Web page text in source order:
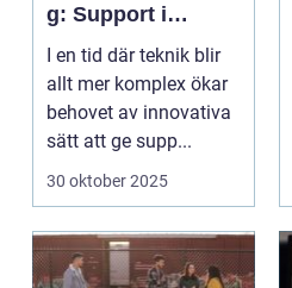
g: Support i
virtuella miljöer
I en tid där teknik blir
allt mer komplex ökar
behovet av innovativa
sätt att ge supp...
30 oktober 2025